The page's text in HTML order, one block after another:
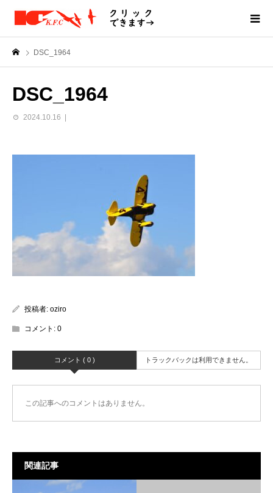
DSC_1964
DSC_1964
2024.10.16
投稿者: oziro
コメント: 0
コメント ( 0 ) トラックバックは利用できません。
この記事へのコメントはありません。
関連記事